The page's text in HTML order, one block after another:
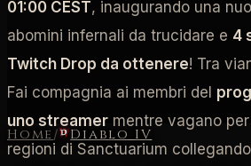
Home/ Diablo IV
01:00 CEST, inaugurando una
abomini infernali da trucidare e 4
Twitch Drop da ottenere! Tra
Fai compagnia ai membri del
uno streamer mentre vagano
regioni di Sanctuarium